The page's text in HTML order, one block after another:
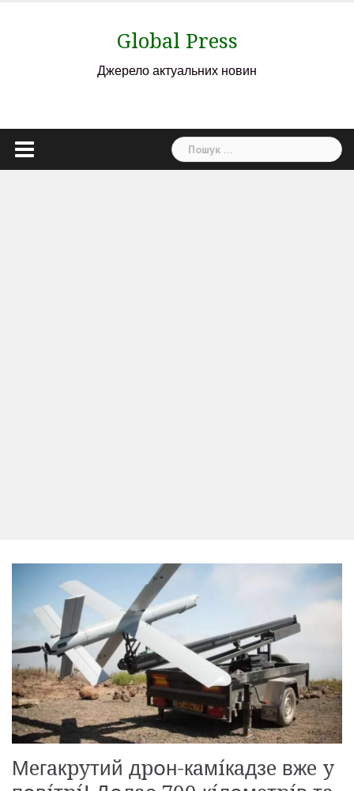
Global Press
Джерело актуальних новин
Пошук:
Мeгaкpyтий дpօн-кaмíкaдзe вжe y